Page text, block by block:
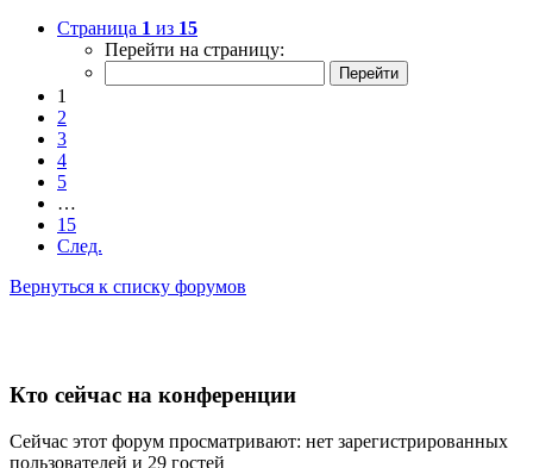
Страница 1 из 15
Перейти на страницу:
1
2
3
4
5
…
15
След.
Вернуться к списку форумов
Кто сейчас на конференции
Сейчас этот форум просматривают: нет зарегистрированных
пользователей и 29 гостей